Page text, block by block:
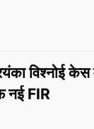
विश्नोई केस
नई FIR